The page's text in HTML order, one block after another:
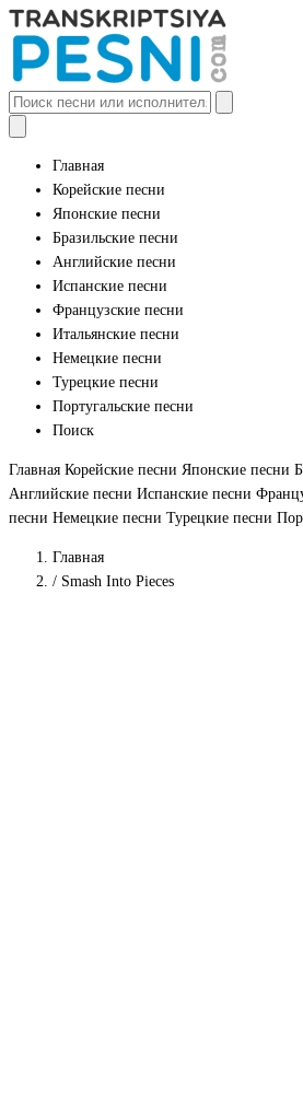
Главная
Корейские песни
Японские песни
Бразильские песни
Английские песни
Испанские песни
Французские песни
Итальянские песни
Немецкие песни
Турецкие песни
Португальские песни
Поиск
Главная Корейские песни Японские песни
Английские песни Испанские песни
песни Немецкие песни Турецкие песни
Главная
/ Smash Into Pieces